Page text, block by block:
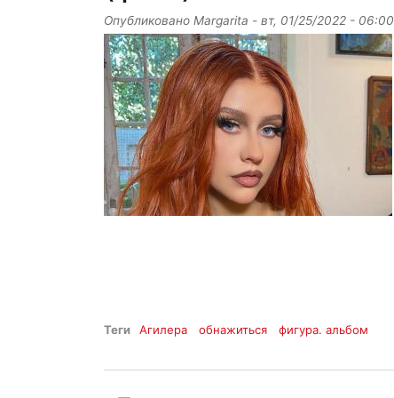
Опубликовано Margarita - вт, 01/25/2022 - 06:00
Теги Агилера обнажиться фигура. альбом